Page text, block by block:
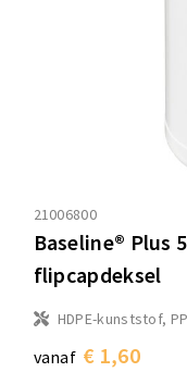
21006800
Baseline® Plus
flipcapdeksel
HDPE-kunststof,
vanaf € 1,60